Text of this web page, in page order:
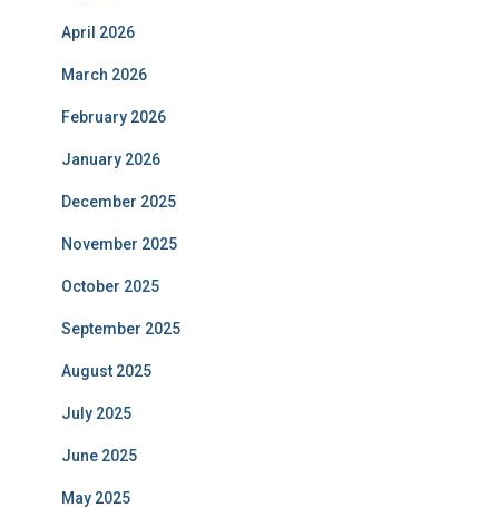
April 2026
March 2026
February 2026
January 2026
December 2025
November 2025
October 2025
September 2025
August 2025
July 2025
June 2025
May 2025